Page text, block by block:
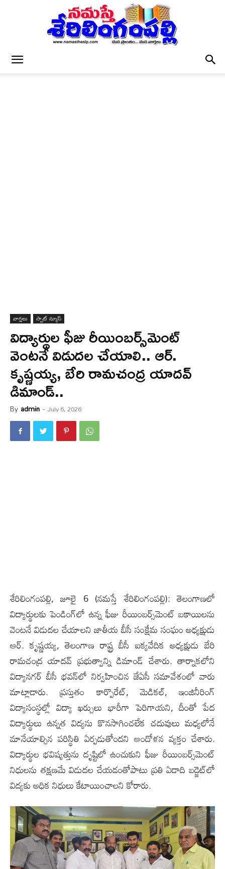
వార్త‌లు స్పాట్ న్యూస్
విద్యార్థుల ఫీజు రీయింబర్స్‌మెంట్
వెంటనే విడుదల చేయాలి.. ఆర్.
కృష్ణయ్య, బేరి రామచంద్ర యాదవ్
డిమాండ్..
By admin - July 6, 2026
శేరిలింగంప‌ల్లి, జూలై 6 (న‌మ‌స్తే శేరిలింగంప‌ల్లి): తెలంగాణలో
విద్యార్థులకు పెండింగ్‌లో ఉన్న ఫీజు రీయింబర్స్‌మెంట్ బకాయిలను
వెంటనే విడుదల చేయాలని జాతీయ బీసీ సంక్షేమ సంఘం అధ్యక్షుడు
ఆర్. కృష్ణయ్య, తెలంగాణ రాష్ట్ర బీసీ ఐక్యవేదిక అధ్యక్షుడు బేరి
రామచంద్ర యాదవ్ ప్రభుత్వాన్ని డిమాండ్ చేశారు. తార్నాకలోని
విద్యానగర్ బీసీ భవన్‌లో నిర్వహించిన జేఏసీ సమావేశంలో వారు
మాట్లాడారు. ప్రస్తుతం కార్పొరేట్, మెడికల్, ఇంజినీరింగ్
విద్యాసంస్థల్లో విద్యా ఖర్చులు భారీగా పెరిగాయని, దీంతో పేద
విద్యార్థులు ఉన్నత విద్యను కొనసాగించలేక చదువులు మధ్యలోనే
మానేయాల్సిన పరిస్థితి ఏర్పడుతోందని ఆందోళన వ్యక్తం చేశారు.
విద్యార్థుల భవిష్యత్తును దృష్టిలో ఉంచుకుని ఫీజు రీయింబర్స్‌మెంట్
నిధులను తక్షణమే విడుదల చేయడంతోపాటు ప్రతి ఏడాది బడ్జెట్‌లో
విద్యకు అధిక నిధులు కేటాయించాలని కోరారు.